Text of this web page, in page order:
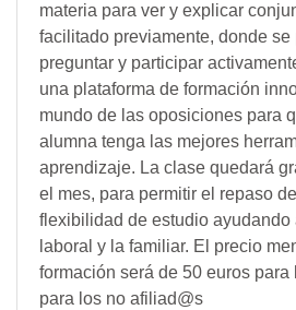
materia para ver y explicar
facilitado previamente, donde se
preguntar y participar
una plataforma de formación
mundo de las oposiciones para
alumna tenga las mejores
aprendizaje. La clase quedará
el mes, para permitir el repaso
flexibilidad de estudio ayudando
laboral y la familiar. El precio
formación será de 50 euros
para los no afiliad@s